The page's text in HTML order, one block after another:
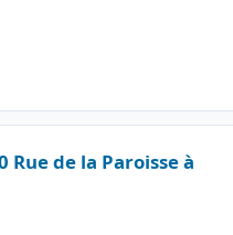
de la Paroisse à